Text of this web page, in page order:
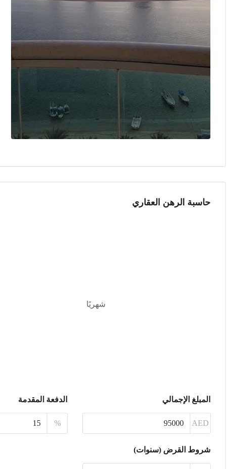
حاسبة الرهن العقاري
شهريًا
المبلغ الإجمالي
AED
الدفعة المقدمة
%
شروط القرض (سنوات)